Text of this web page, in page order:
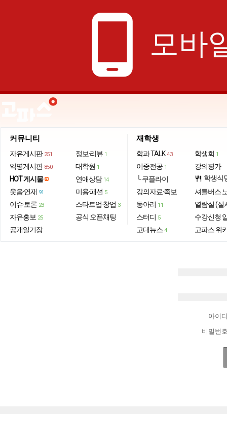
phone_android 모바
커뮤니티
자유게시판 251
익명게시판 850
HOT 게시물
웃음·연재 91
이슈·토론 23
자유홍보 25
공개일기장
정보·리뷰 1
대학원 1
연애상담 14
미용·패션 5
스타트업·창업 3
공식 오픈채팅
재학생
학과 TALK 43
이중전공 1
└ 쿠플라이
강의자료·족보
동아리 11
스터디 5
고대뉴스 4
학생회 1
강의평가
restaurant 학생식
셔틀버스
열람실 (실
수강신청
고파스 위
아이
비밀번